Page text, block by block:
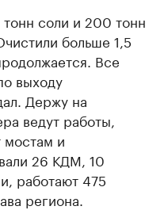
соли и 200 тонн
больше 1,5
Все
выходу
Держу на
ведут работы,
мостам и
26 КДМ, 10
работают 475
региона.